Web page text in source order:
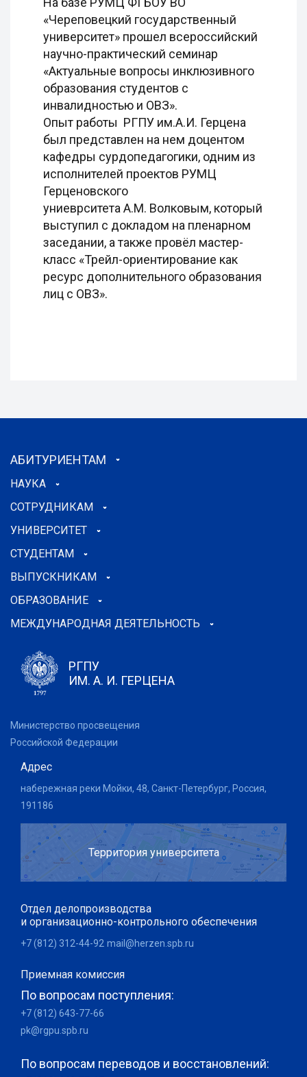
«Череповецкий государственный
университет» прошел всероссийский
научно-практический семинар
«Актуальные вопросы инклюзивного
образования студентов с
инвалидностью и ОВЗ».
Опыт работы РГПУ им.А.И. Герцена
был представлен на нем доцентом
кафедры сурдопедагогики, одним из
исполнителей проектов РУМЦ
Герценовского
униеврситета А.М. Волковым, который
выступил с докладом на пленарном
заседании, а также провёл мастер-
класс «Трейл-ориентирование как
ресурс дополнительного образования
лиц с ОВЗ».
АБИТУРИЕНТАМ
НАУКА
СОТРУДНИКАМ
УНИВЕРСИТЕТ
СТУДЕНТАМ
ВЫПУСКНИКАМ
ОБРАЗОВАНИЕ
МЕЖДУНАРОДНАЯ ДЕЯТЕЛЬНОСТЬ
РГПУ
ИМ. А. И. ГЕРЦЕНА
Министерство просвещения
Российской Федерации
Адрес
набережная реки Мойки, 48, Санкт-Петербург, Россия,
191186
Территория университета
Отдел делопроизводства
и организационно-контрольного обеспечения
+7 (812) 312-44-92 mail@herzen.spb.ru
Приемная комиссия
По вопросам поступления:
+7 (812) 643-77-66
pk@rgpu.spb.ru
По вопросам переводов и восстановлений: